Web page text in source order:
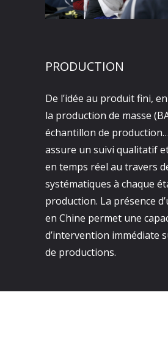
PRODUCTION
De l’idée au produit fini,
la production de masse
échantillon de
assure un suivi qualitatif
en temps réel au travers
systématiques à chaque
production. La présence
en Chine permet une
d’intervention immédiate
de productions.